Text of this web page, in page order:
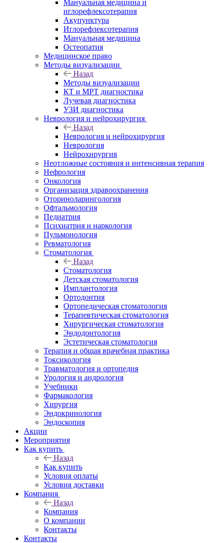
Мануальная медицина и
иглорефлексотерапия
Акупунктура
Иглорефлексотерапия
Мануальная медицина
Остеопатия
Медицинское право
Методы визуализации
Назад
Методы визуализации
КТ и МРТ диагностика
Лучевая диагностика
УЗИ диагностика
Неврология и нейрохирургия
Назад
Неврология и нейрохирургия
Неврология
Нейрохирургия
Неотложные состояния и интенсивная терапия
Нефрология
Онкология
Организация здравоохранения
Оториноларингология
Офтальмология
Педиатрия
Психиатрия и наркология
Пульмонология
Ревматология
Стоматология
Назад
Стоматология
Детская стоматология
Имплантология
Ортодонтия
Ортопедическая стоматология
Терапевтическая стоматология
Хирургическая стоматология
Эндодонтология
Эстетическая стоматология
Терапия и общая врачебная практика
Токсикология
Травматология и ортопедия
Урология и андрология
Учебники
Фармакология
Хирургия
Эндокринология
Эндоскопия
Акции
Мероприятия
Как купить
Назад
Как купить
Условия оплаты
Условия доставки
Компания
Назад
Компания
О компании
Контакты
Контакты